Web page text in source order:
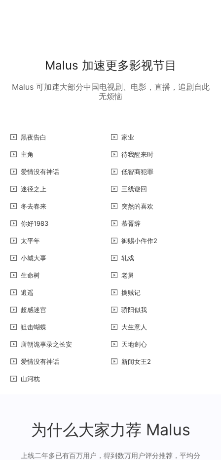
Malus 加速更多影视节目
Malus 可加速大部分中国电视剧、电影，直播，追剧自此
无烦恼
黑夜告白 家业
主角 待我醒来时
爱情没有神话 低智商犯罪
迷径之上 三线谜回
冬去春来 突然的喜欢
你好1983 慕胥辞
太平年 御赐小仵作2
小城大事 轧戏
生命树 老舅
逍遥 擒贼记
超感迷宫 骄阳似我
狙击蝴蝶 大生意人
唐朝诡事录之长安 天地剑心
爱情没有神话 新闻女王2
山河枕
为什么大家力荐 Malus
上线二年多已有百万用户，得到数万用户评分推荐，平均分